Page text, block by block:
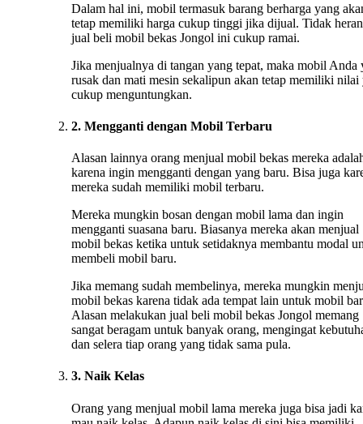
Dalam hal ini, mobil termasuk barang berharga yang
tetap memiliki harga cukup tinggi jika dijual. Tidak
jual beli mobil bekas Jongol ini cukup ramai.
Jika menjualnya di tangan yang tepat, maka mobil Anda
rusak dan mati mesin sekalipun akan tetap memiliki nilai
cukup menguntungkan.
2. Mengganti dengan Mobil Terbaru
Alasan lainnya orang menjual mobil bekas mereka
karena ingin mengganti dengan yang baru. Bisa juga
mereka sudah memiliki mobil terbaru.
Mereka mungkin bosan dengan mobil lama dan ingin
mengganti suasana baru. Biasanya mereka akan menjual
mobil bekas ketika untuk setidaknya membantu modal
membeli mobil baru.
Jika memang sudah membelinya, mereka mungkin
mobil bekas karena tidak ada tempat lain untuk mobil
Alasan melakukan jual beli mobil bekas Jongol memang
sangat beragam untuk banyak orang, mengingat
dan selera tiap orang yang tidak sama pula.
3. Naik Kelas
Orang yang menjual mobil lama mereka juga bisa jadi